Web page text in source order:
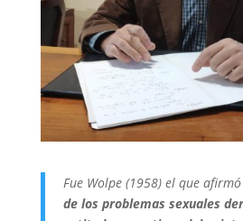
Fue Wolpe (1958) el que
de los problemas sexuales